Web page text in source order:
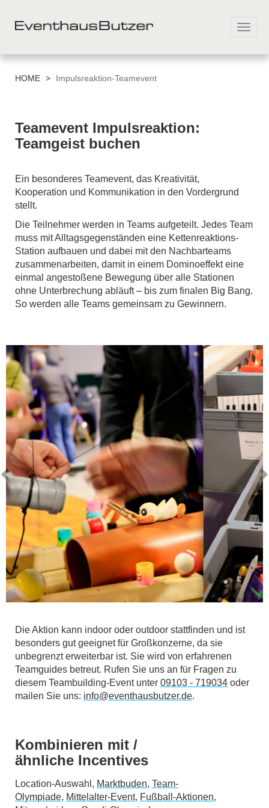
Direkt
zumHOME > Impulsreaktion-Teamevent
Teamevent Impulsreaktion:
Teamgeist buchen
Ein besonderes Teamevent, das Kreativität,
Kooperation und Kommunikation in den Vordergrund
stellt.
Die Teilnehmer werden in Teams aufgeteilt. Jedes Team
muss mit Alltagsgegenständen eine Kettenreaktions-
Station aufbauen und dabei mit den Nachbarteams
zusammenarbeiten, damit in einem Dominoeffekt eine
einmal angestoßene Bewegung über alle Stationen
ohne Unterbrechung abläuft – bis zum finalen Big Bang.
So werden alle Teams gemeinsam zu Gewinnern.
Vorhergehendes
Die Aktion kann indoor oder outdoor stattfinden und ist
besonders gut geeignet für Großkonzerne, da sie
unbegrenzt erweiterbar ist. Sie wird von erfahrenen
Teamguides betreut. Rufen Sie uns an für Fragen zu
diesem Teambuilding-Event unter 09103 - 719034 oder
mailen Sie uns: info@eventhausbutzer.de.
Kombinieren mit /
ähnliche Incentives
Location-Auswahl, Marktbuden, Team-
Olympiade, Mittelalter-Event, Fußball-Aktionen,